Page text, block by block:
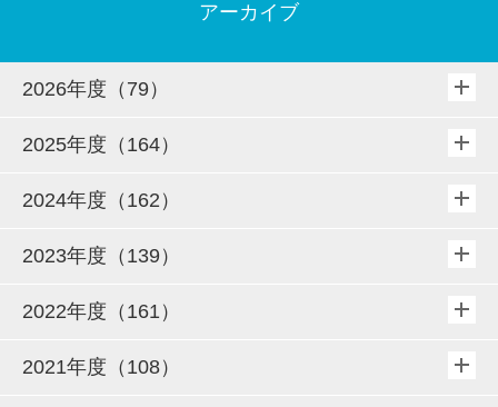
アーカイブ
2026年度（79）
2025年度（164）
2024年度（162）
2023年度（139）
2022年度（161）
2021年度（108）